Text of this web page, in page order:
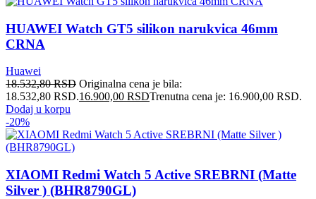
HUAWEI Watch GT5 silikon narukvica 46mm
CRNA
Huawei
18.532,80RSD Originalna cena je bila:
18.532,80 RSD.16.900,00 RSDTrenutna cena je: 16.900,00 RSD.
Dodaj u korpu
-20%
XIAOMI Redmi Watch 5 Active SREBRNI (Matte
Silver ) (BHR8790GL)